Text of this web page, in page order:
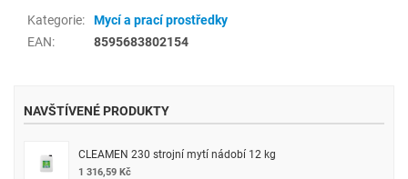
Kategorie:
Mycí a prací prostředky
EAN: 8595683802154
NAVŠTÍVENÉ PRODUKTY
CLEAMEN 230 strojní mytí nádobí 12 kg
1 316,59 Kč